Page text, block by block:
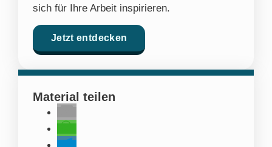
sich für Ihre Arbeit inspirieren.
Jetzt entdecken
Material teilen